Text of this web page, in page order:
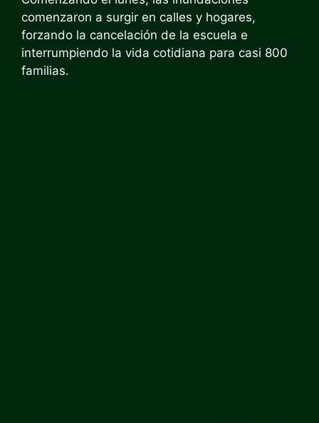
comenzaron a surgir en calles y hogares,
forzando la cancelación de la escuela e
interrumpiendo la vida cotidiana para casi 800
familias.